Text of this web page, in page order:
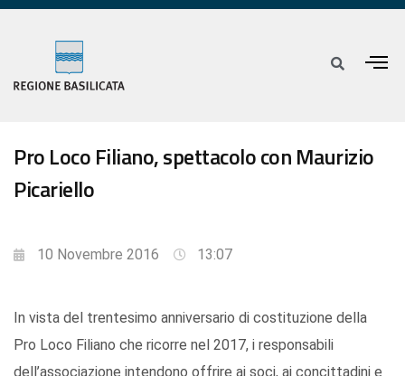
Pro Loco Filiano, spettacolo con Maurizio
Picariello
10 Novembre 2016 13:07
In vista del trentesimo anniversario di costituzione della
Pro Loco Filiano che ricorre nel 2017, i responsabili
dell’associazione intendono offrire ai soci, ai concittadini e